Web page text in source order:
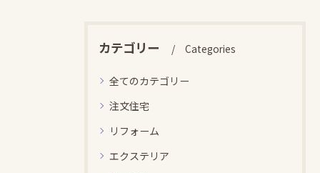
カテゴリー Categories
全てのカテゴリー
注文住宅
リフォーム
エクステリア